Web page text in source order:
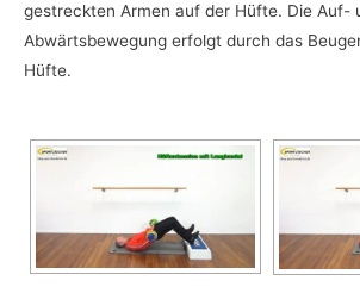
gestreckten Armen auf der Hüfte. Die Auf-
Abwärtsbewegung erfolgt durch das
Hüfte.